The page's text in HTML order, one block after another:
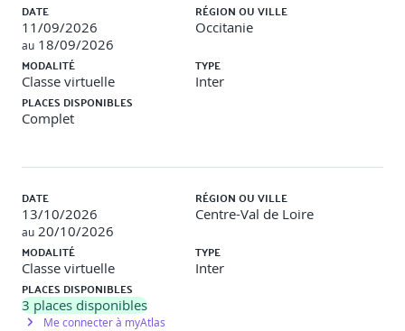
DATE
11/09/2026
au 18/09/2026
RÉGION OU VILLE
Occitanie
MODALITÉ
Classe virtuelle
TYPE
Inter
PLACES DISPONIBLES
Complet
DATE
13/10/2026
au 20/10/2026
RÉGION OU VILLE
Centre-Val de Loire
MODALITÉ
Classe virtuelle
TYPE
Inter
PLACES DISPONIBLES
3 places disponibles
Me connecter à myAtlas